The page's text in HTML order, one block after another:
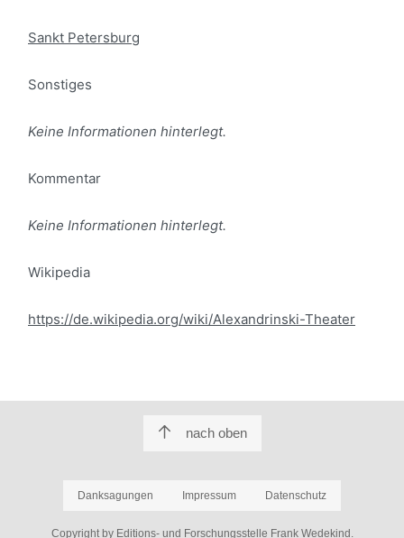
Sankt Petersburg
Sonstiges
Keine Informationen hinterlegt.
Kommentar
Keine Informationen hinterlegt.
Wikipedia
https://de.wikipedia.org/wiki/Alexandrinski-Theater
nach oben
Danksagungen Impressum Datenschutz
Copyright by Editions- und Forschungsstelle Frank Wedekind.